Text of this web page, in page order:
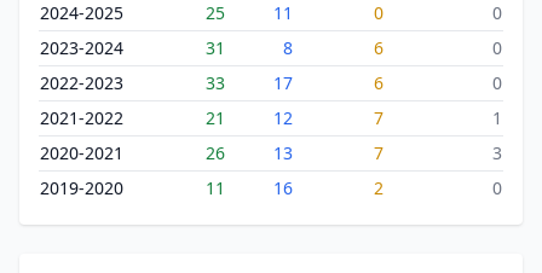
2024-2025 25 11 0
0
2023-2024
31 8 6
0
2022-2023
33 17 6
0
2021-2022
21 12 7
1
2020-2021
26 13 7
3
2019-2020
11 16 2 0